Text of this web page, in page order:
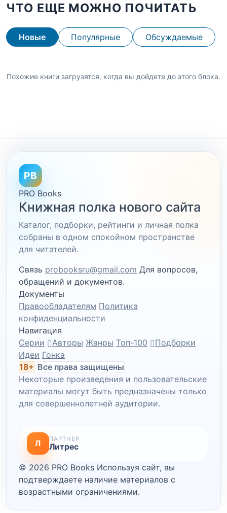
ЧТО ЕЩЕ МОЖНО ПОЧИТАТЬ
Новые Популярные Обсуждаемые
Похожие книги загрузятся, когда вы дойдете до этого блока.
PB
PRO Books
Книжная полка нового сайта
Каталог, подборки, рейтинги и личная полка
собраны в одном спокойном пространстве
для читателей.
Связь probooksru@gmail.com Для вопросов,
обращений и документов.
Документы
Правообладателям Политика
конфиденциальности
Навигация
Серии
Авторы Жанры Топ-100
Подборки
Идеи Гонка
18+ Все права защищены
Некоторые произведения и пользовательские
материалы могут быть предназначены только
для совершеннолетней аудитории.
Л ПАРТНЕР
Литрес
© 2026 PRO Books Используя сайт, вы
подтверждаете наличие материалов с
возрастными ограничениями.